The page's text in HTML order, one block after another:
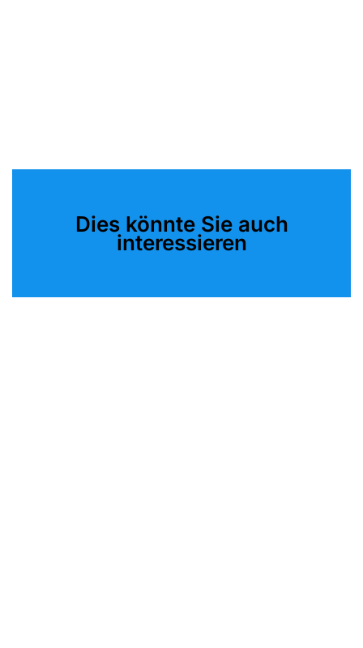
Dies könnte Sie auch
interessieren